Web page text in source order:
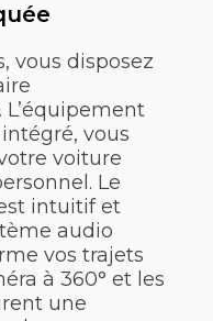
vous disposez
vous
voiture
Le
intuitif et
audio
vos trajets
à 360° et les
une